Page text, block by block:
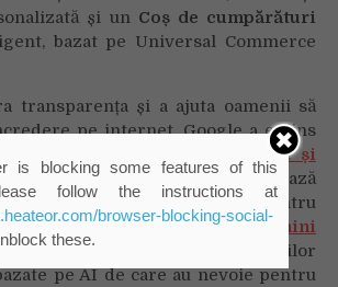
și un Coș de cumpărături
bazat pe Universal Commerce
transparența și a ajuta oamenii să
pe internet, Google a extins
și C2PA în Search, Chrome și
. De asemenea, implementează
al DeepMind pentru
proprii și lansează Gemini
a oferi cercetătorilor
pe AI de care au nevoie pentru
is blocking some features of this
follow the instructions at
browser-blocking-social-
these.